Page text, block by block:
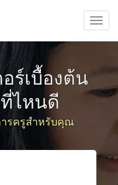
ร์เบื้องต้น
ไหนดี
รครูสำหรับคุณ